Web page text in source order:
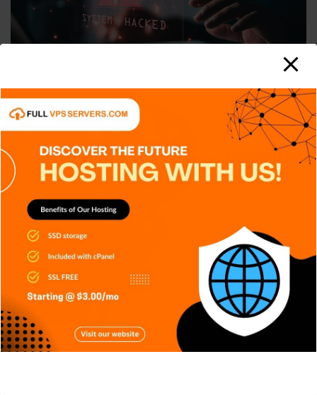
APPS DISPOSITIVOS
NOTICIAS
SERIES
TECH TECNOLOGÍA
Shadow IT: El riesgo silencioso que
muchas empresas no detectan
Carlos Conde